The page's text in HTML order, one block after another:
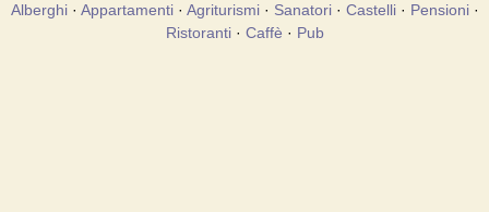
Alberghi· Appartamenti· Agriturismi· Sanatori· Castelli· Pensioni·
Ristoranti· Caffè · Pub